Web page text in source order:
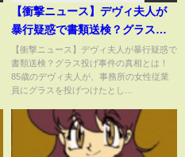
【衝撃ニュース】デヴィ夫人が
暴行疑惑で書類送検？グラス投
げ事件の真相とは！
【衝撃ニュース】デヴィ夫人が暴行疑惑で
書類送検？グラス投げ事件の真相とは！
85歳のデヴィ夫人が、事務所の女性従業
員にグラスを投げつけたとし...